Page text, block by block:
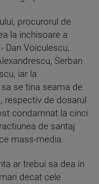
procurorul de
la inchisoare a
Dan Voiculescu,
Serban
iar la
se tina seama de
respectiv de dosarul
condamnat la cinci
de santaj
mass-media.
ar trebui sa dea in
decat cele